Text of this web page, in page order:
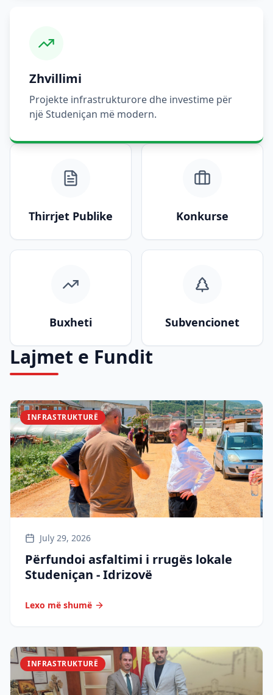
Zhvillimi
Projekte infrastrukturore dhe investime për
një Studeniçan më modern.
Thirrjet Publike Konkurse
Buxheti Subvencionet
Lajmet e Fundit
INFRASTRUKTURË
July 29, 2026
Përfundoi asfaltimi i rrugës lokale
Studeniçan - Idrizovë
Lexo më shumë
INFRASTRUKTURË